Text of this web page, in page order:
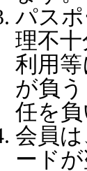
パス
理不
利用
が負
任を
会員
ード